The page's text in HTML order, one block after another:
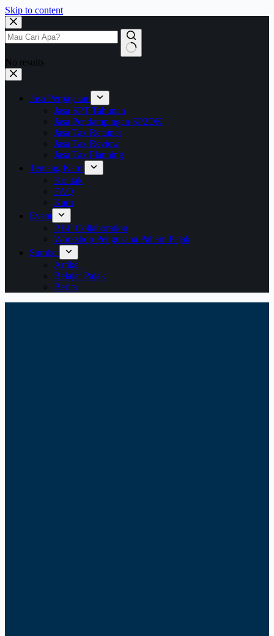
Skip to content
No results
Jasa Perpajakan
Jasa SPT Tahunan
Jasa Pendampingan SP2DK
Jasa Tax Retainer
Jasa Tax Review
Jasa Tax Planning
Tentang Kami
Kontak
FAQ
Karir
Event
BBF Collaboration
Workshop Pengusaha Paham Pajak
Sumber
Artikel
Belajar Pajak
Berita